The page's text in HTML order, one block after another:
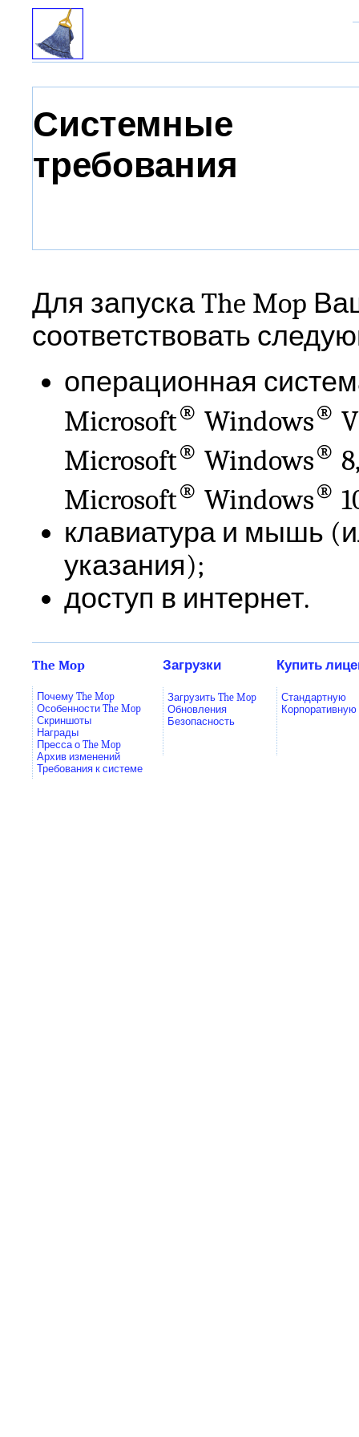
Системные
требования
Для запуска The Mop
соответствовать
операционная
Microsoft® Windows®
Microsoft® Windows®
Microsoft® Windows®
клавиатура и мышь
указания);
доступ в интернет.
The Mop
Почему The Mop
Особенности The Mop
Скриншоты
Награды
Пресса о The Mop
Архив изменений
Требования к системе
Загрузки
Загрузить The Mop
Обновления
Безопасность
Купить
Стандартную
Корпоративную